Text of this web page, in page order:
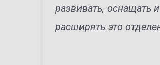
развивать, оснащать и
расширять это